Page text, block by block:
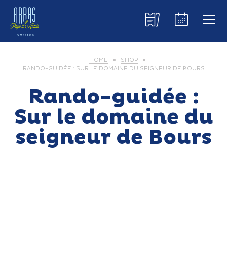
HOME
SHOP
RANDO-GUIDÉE : SUR LE DOMAINE DU SEIGNEUR DE BOURS
Rando-guidée :
Sur le domaine du
seigneur de Bours